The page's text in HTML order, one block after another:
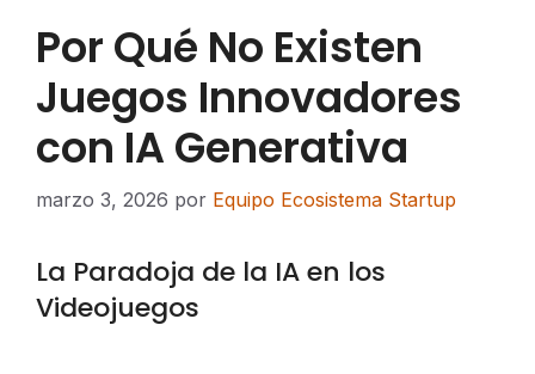
Por Qué No Existen
Juegos Innovadores
con IA Generativa
marzo 3, 2026 por Equipo Ecosistema Startup
La Paradoja de la IA en los
Videojuegos